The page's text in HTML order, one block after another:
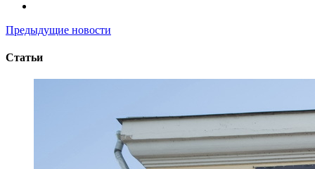
Предыдущие новости
Статьи